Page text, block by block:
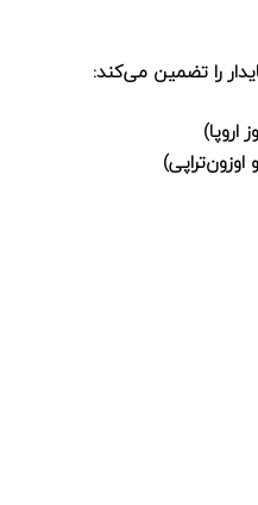
را تضمین می‌کند:
اروپا)